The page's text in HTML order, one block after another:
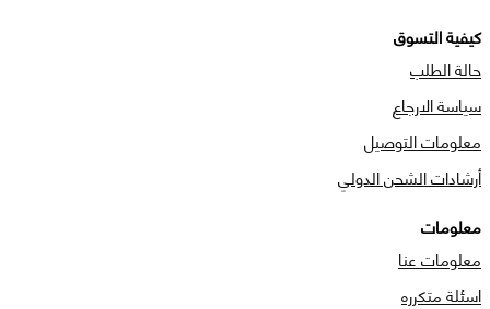
كيفية التسوق
حالة الطلب
سياسة الارجاع
معلومات التوصيل
أرشادات الشحن الدولي
معلومات
معلومات عنا
اسئلة متكرره